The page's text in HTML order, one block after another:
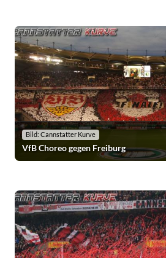
Bild: Cannstatter Kurve
VfB Choreo gegen Freiburg